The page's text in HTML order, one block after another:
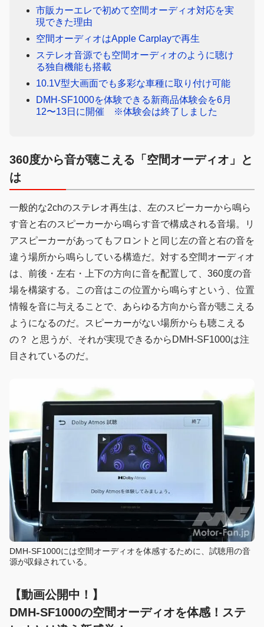
市販カーエレで初めて空間オーディオ対応を実
現できた理由
空間オーディオはApple Carplayで再生
ステレオ音源でも空間オーディオのように聴け
る独自機能も搭載
10.1V型大画面でも多彩な車種に取り付け可能
DMH-SF1000を体験できる新商品体験会を6月
12〜13日に開催 ※体験会は終了しました
360度から音が聴こえる「空間オーディオ」と
は
一般的な2chのステレオ再生は、左のスピーカーから鳴ら
す音と右のスピーカーから鳴らす音で構成される音場。リ
アスピーカーがあってもフロントと同じ左の音と右の音を
違う場所から鳴らしている構造だ。対する空間オーディオ
は、前後・左右・上下の方向に音を配置して、360度の音
場を構築する。この音はこの位置から鳴らすという、位置
情報を音に与えることで、あらゆる方向から音が聴こえる
ようになるのだ。スピーカーがない場所からも聴こえる
の？ と思うが、それが実現できるからDMH-SF1000は注
目されているのだ。
DMH-SF1000には空間オーディオを体感するために、試聴用の音
源が収録されている。
【動画公開中！】
DMH-SF1000の空間オーディオを体感！ステ